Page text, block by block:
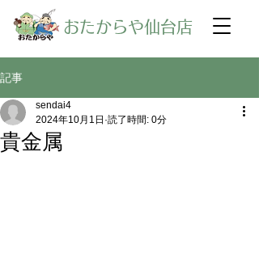
​おたからや仙台店
記事
貴金属
sendai4
2024年10月1日 読了時間: 0分